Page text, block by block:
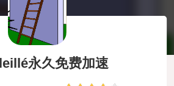
永久免费加速